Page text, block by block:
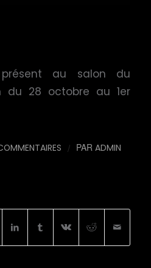
au salon du
du 28 octobre au 1er
/ PAR ADMIN